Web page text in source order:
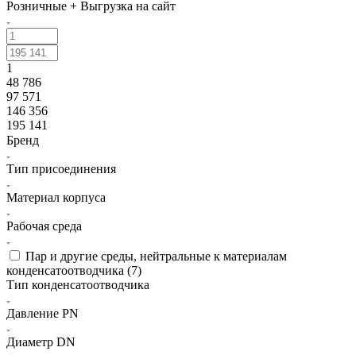
Розничные + Выгрузка на сайт
1
48 786
97 571
146 356
195 141
Бренд
Тип присоединения
Материал корпуса
Рабочая среда
Пар и другие среды, нейтральные к материалам
конденсатоотводчика (7)
Тип конденсатоотводчика
Давление PN
Диаметр DN